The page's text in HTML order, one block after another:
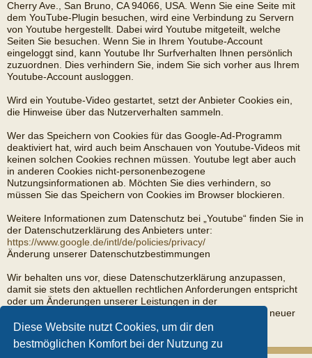
Diese Website nutzt Cookies, um dir den
bestmöglichen Komfort bei der Nutzung zu
Cherry Ave., San Bruno, CA 94066, USA. Wenn Sie eine Seite mit
dem YouTube-Plugin besuchen, wird eine Verbindung zu Servern
von Youtube hergestellt. Dabei wird Youtube mitgeteilt, welche
Seiten Sie besuchen. Wenn Sie in Ihrem Youtube-Account
eingeloggt sind, kann Youtube Ihr Surfverhalten Ihnen persönlich
zuzuordnen. Dies verhindern Sie, indem Sie sich vorher aus Ihrem
Youtube-Account ausloggen.
Wird ein Youtube-Video gestartet, setzt der Anbieter Cookies ein,
die Hinweise über das Nutzerverhalten sammeln.
Wer das Speichern von Cookies für das Google-Ad-Programm
deaktiviert hat, wird auch beim Anschauen von Youtube-Videos mit
keinen solchen Cookies rechnen müssen. Youtube legt aber auch
in anderen Cookies nicht-personenbezogene
Nutzungsinformationen ab. Möchten Sie dies verhindern, so
müssen Sie das Speichern von Cookies im Browser blockieren.
Weitere Informationen zum Datenschutz bei „Youtube“ finden Sie in
der Datenschutzerklärung des Anbieters unter:
https://www.google.de/intl/de/policies/privacy/
Änderung unserer Datenschutzbestimmungen
Wir behalten uns vor, diese Datenschutzerklärung anzupassen,
damit sie stets den aktuellen rechtlichen Anforderungen entspricht
oder um Änderungen unserer Leistungen in der
Datenschutzerklärung umzusetzen, z.B. bei der Einführung neuer
Services. Für Ihren erneuten Besuch gilt dann die neue
Datenschutzerklärung.